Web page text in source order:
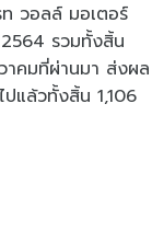
วอลล์ มอเตอร์
รวมทั้งสิ้น
าคมที่ผ่านมา ส่งผล
แล้วทั้งสิ้น 1,106